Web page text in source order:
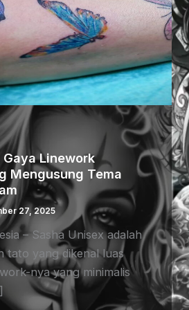
Linework
Mengusung Tema
27, 2025
– Sasha Unisex adalah
tato yang dikenal luas
nya yang minimalis